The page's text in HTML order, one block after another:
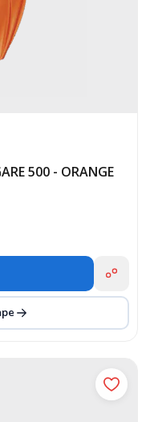
500 - ORANGE